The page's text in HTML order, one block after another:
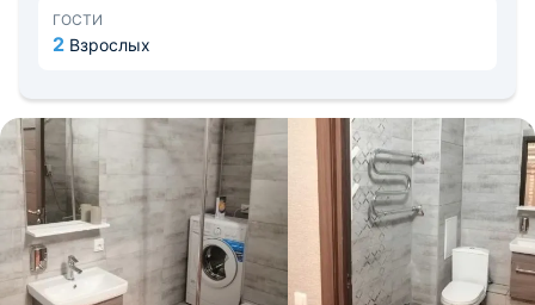
железнодорожного вокзала - 5,4 км.
ГОСТИ
2 Взрослых